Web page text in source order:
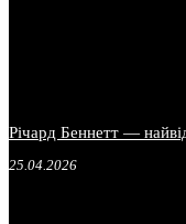
Річард Беннетт —
25.04.2026